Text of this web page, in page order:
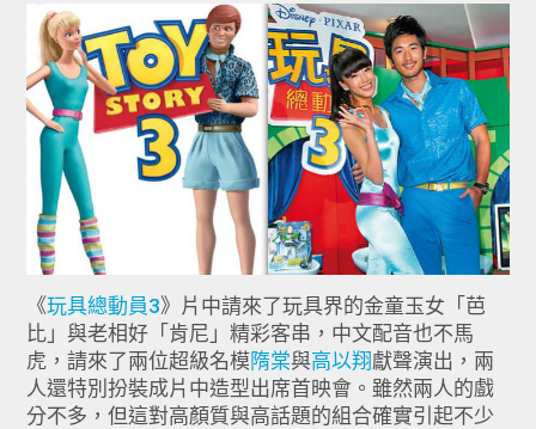
《玩具總動員3》片中請來了玩具界的金童玉女「芭
比」與老相好「肯尼」精彩客串，中文配音也不馬
虎，請來了兩位超級名模隋棠與高以翔獻聲演出，兩
人還特別扮裝成片中造型出席首映會。雖然兩人的戲
分不多，但這對高顏質與高話題的組合確實引起不少